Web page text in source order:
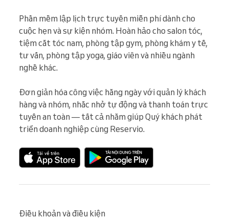
Phần mềm lập lịch trực tuyến miễn phí dành cho
cuộc hẹn và sự kiện nhóm. Hoàn hảo cho salon tóc,
tiệm cắt tóc nam, phòng tập gym, phòng khám y tế,
tư vấn, phòng tập yoga, giáo viên và nhiều ngành
nghề khác.
Đơn giản hóa công việc hằng ngày với quản lý khách
hàng và nhóm, nhắc nhở tự động và thanh toán trực
tuyến an toàn — tất cả nhằm giúp Quý khách phát
triển doanh nghiệp cùng Reservio.
Điều khoản và điều kiện